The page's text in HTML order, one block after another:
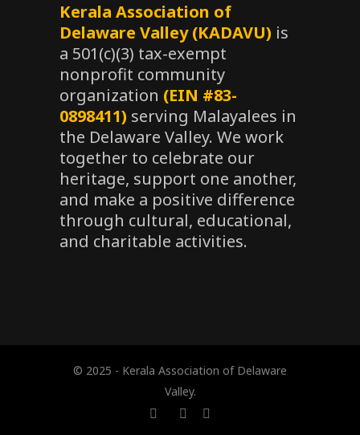
Kerala Association of
Delaware Valley (KADAVU) is
a 501(c)(3) tax-exempt
nonprofit community
organization (EIN #83-
0898411) serving Malayalees in
the Delaware Valley. We work
together to celebrate our
heritage, support one another,
and make a positive difference
through cultural, educational,
and charitable activities.
© 2025 - Kerala Association of Delaware
Valley.